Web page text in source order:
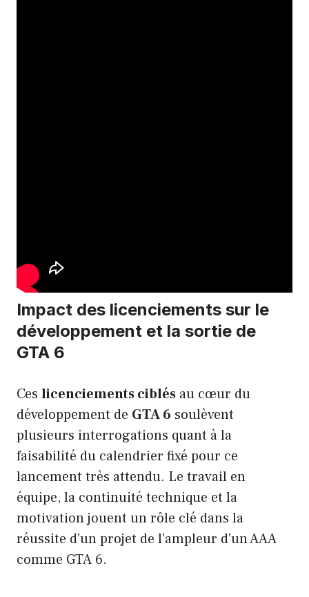
Impact des licenciements sur le
développement et la sortie de
GTA 6
Ces licenciements ciblés au cœur du
développement de GTA 6 soulèvent
plusieurs interrogations quant à la
faisabilité du calendrier fixé pour ce
lancement très attendu. Le travail en
équipe, la continuité technique et la
motivation jouent un rôle clé dans la
réussite d’un projet de l’ampleur d’un AAA
comme GTA 6.